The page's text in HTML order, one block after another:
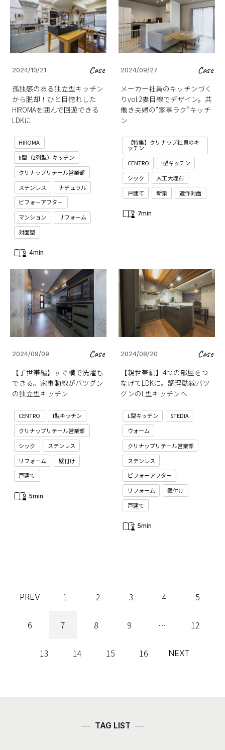
2024/10/21 Case
孤独感のある独立型キッチン
から脱却！ひと目惚れした
HIROMAを囲んで回遊できる
LDKに
HIROMA
II型（2列型）キッチン
クリナップリテール営業部
ステンレス
ナチュラル
ビフォーアフター
マンション
リフォーム
対面型
4min
2024/09/27 Case
メーカー社員のキッチンづく
りvol.2妻目線でデザイン。共
働き夫婦の“家事ラク”キッチ
ン
【特集】クリナップ社員のキ
ッチン
CENTRO
I型キッチン
シック
人工大理石
戸建て
新築 造作対面
7min
2024/09/09 Case
【子世帯編】すぐ横で洗濯も
できる。家事動線がバツグン
の独立型キッチン
CENTRO
I型キッチン
クリナップリテール営業部
シック
ステンレス
リフォーム
壁付け
戸建て
5min
2024/08/20 Case
【親世帯編】4つの部屋をつ
なげてLDKに。調理動線バツ
グンのL型キッチンへ
L型キッチン
STEDIA
ウォーム
クリナップリテール営業部
ステンレス
ビフォーアフター
リフォーム
壁付け
戸建て
5min
PREV 1 2 3 4 5
6 7 8 9 … 12
13 14 15 16 NEXT
TAG LIST